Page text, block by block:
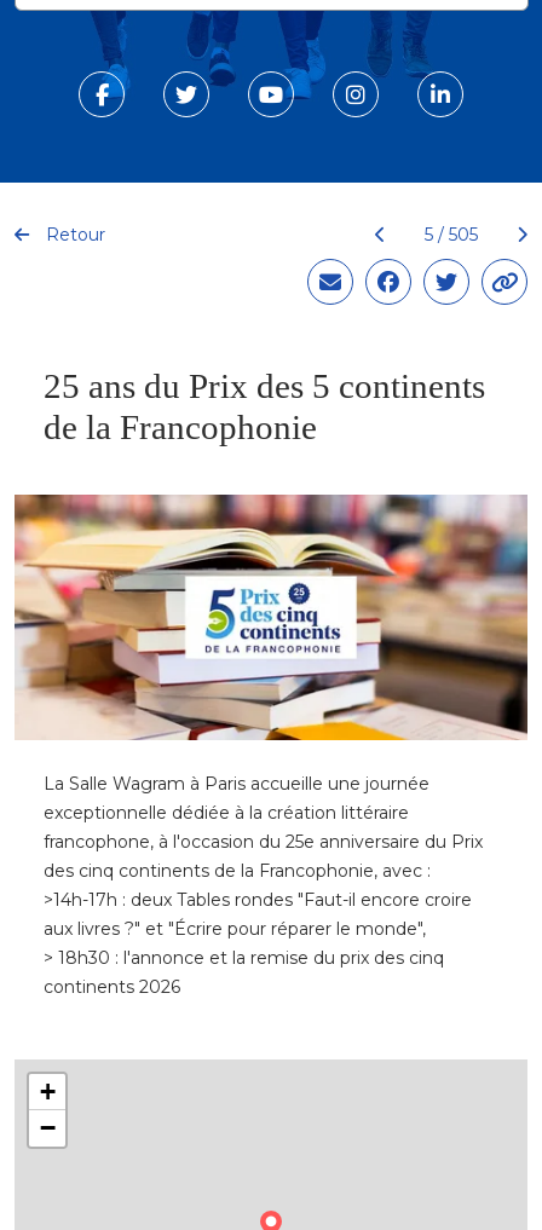
Retour 5 / 505
25 ans du Prix des 5 continents
de la Francophonie
La Salle Wagram à Paris accueille une journée
exceptionnelle dédiée à la création littéraire
francophone, à l'occasion du 25e anniversaire du Prix
des cinq continents de la Francophonie, avec :
>14h-17h : deux Tables rondes "Faut-il encore croire
aux livres ?" et "Écrire pour réparer le monde",
> 18h30 : l'annonce et la remise du prix des cinq
continents 2026
+
−